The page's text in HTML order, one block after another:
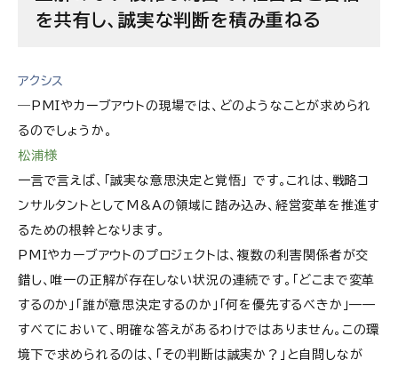
を共有し、誠実な判断を積み重ねる
アクシス
―PMIやカーブアウトの現場では、どのようなことが求められ
るのでしょうか。
松浦様
一言で言えば、「誠実な意思決定と覚悟」 です。これは、戦略コ
ンサルタントとしてM&Aの領域に踏み込み、経営変革を推進す
るための根幹となります。
PMIやカーブアウトのプロジェクトは、複数の利害関係者が交
錯し、唯一の正解が存在しない状況の連続です。「どこまで変革
するのか」「誰が意思決定するのか」「何を優先するべきか」——
すべてにおいて、明確な答えがあるわけではありません。この環
境下で求められるのは、「その判断は誠実か？」と自問しなが